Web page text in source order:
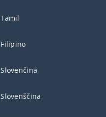
Tamil
Filipino
Slovenčina
Slovenščina